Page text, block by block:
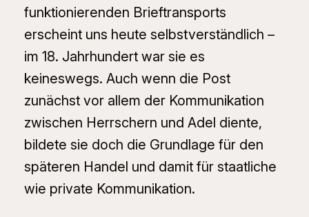
funktionierenden Brieftransports
erscheint uns heute selbstverständlich –
im 18. Jahrhundert war sie es
keineswegs. Auch wenn die Post
zunächst vor allem der Kommunikation
zwischen Herrschern und Adel diente,
bildete sie doch die Grundlage für den
späteren Handel und damit für staatliche
wie private Kommunikation.